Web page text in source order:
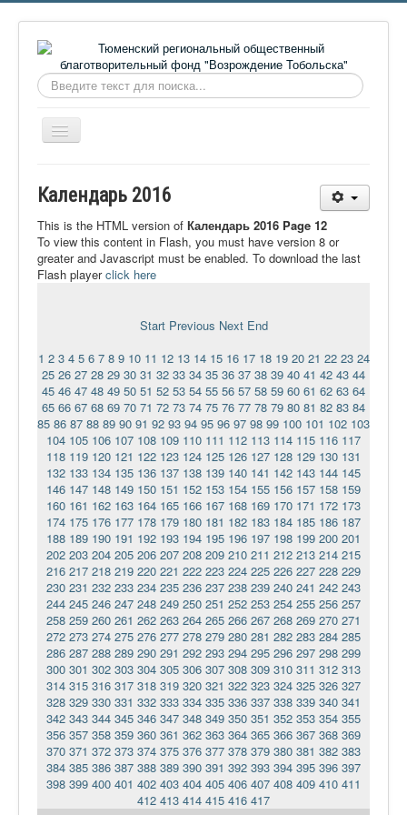
Искать...
Включить/
выключить
О фонде
Онлайн библиотека
Видеоматериалы
Сайт проекта Достоевский
Ермаковополе.рф
Календарь 2016
This is the HTML version of Календарь 2016 Page 12
To view this content in Flash, you must have version 8 or
greater and Javascript must be enabled. To download the last
Flash playerclick here
Start Previous Next End
1 2 3 4 5 6 7 8 9 10 11 12 13 14 15 16 17 18 19 20 21 22 23 24
25 26 27 28 29 30 31 32 33 34 35 36 37 38 39 40 41 42 43 44
45 46 47 48 49 50 51 52 53 54 55 56 57 58 59 60 61 62 63 64
65 66 67 68 69 70 71 72 73 74 75 76 77 78 79 80 81 82 83 84
85 86 87 88 89 90 91 92 93 94 95 96 97 98 99 100 101 102 103
104 105 106 107 108 109 110 111 112 113 114 115 116 117
118 119 120 121 122 123 124 125 126 127 128 129 130 131
132 133 134 135 136 137 138 139 140 141 142 143 144 145
146 147 148 149 150 151 152 153 154 155 156 157 158 159
160 161 162 163 164 165 166 167 168 169 170 171 172 173
174 175 176 177 178 179 180 181 182 183 184 185 186 187
188 189 190 191 192 193 194 195 196 197 198 199 200 201
202 203 204 205 206 207 208 209 210 211 212 213 214 215
216 217 218 219 220 221 222 223 224 225 226 227 228 229
230 231 232 233 234 235 236 237 238 239 240 241 242 243
244 245 246 247 248 249 250 251 252 253 254 255 256 257
258 259 260 261 262 263 264 265 266 267 268 269 270 271
272 273 274 275 276 277 278 279 280 281 282 283 284 285
286 287 288 289 290 291 292 293 294 295 296 297 298 299
300 301 302 303 304 305 306 307 308 309 310 311 312 313
314 315 316 317 318 319 320 321 322 323 324 325 326 327
328 329 330 331 332 333 334 335 336 337 338 339 340 341
342 343 344 345 346 347 348 349 350 351 352 353 354 355
356 357 358 359 360 361 362 363 364 365 366 367 368 369
370 371 372 373 374 375 376 377 378 379 380 381 382 383
384 385 386 387 388 389 390 391 392 393 394 395 396 397
398 399 400 401 402 403 404 405 406 407 408 409 410 411
412 413 414 415 416 417